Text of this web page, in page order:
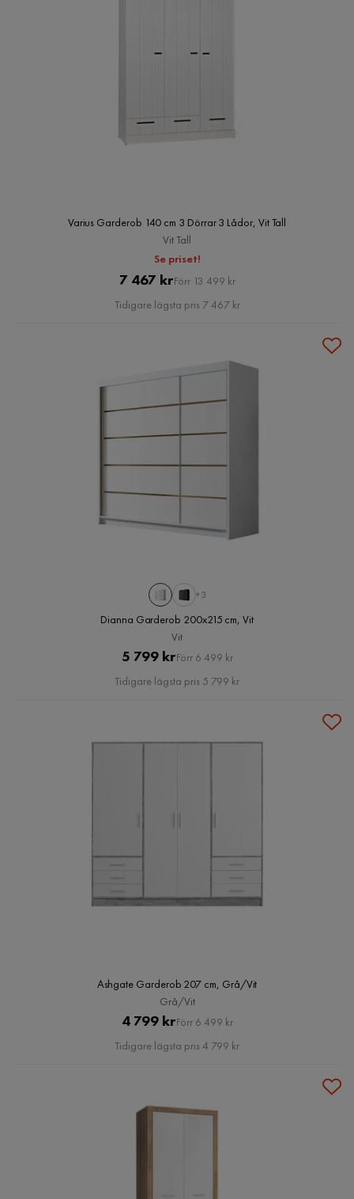
Varius Garderob 140 cm 3 Dörrar 3 Lådor, Vit Tall
Vit Tall
Se priset!
Pris
7 467 krOriginal
Pris
Förr 13 499 kr
Tidigare lägsta pris 7 467 kr
+3
Dianna Garderob 200x215 cm, Vit
Vit
Pris
5 799 krOriginal
Pris
Förr 6 499 kr
Tidigare lägsta pris 5 799 kr
Ashgate Garderob 207 cm, Grå/Vit
Grå/Vit
Pris
4 799 krOriginal
Pris
Förr 6 499 kr
Tidigare lägsta pris 4 799 kr